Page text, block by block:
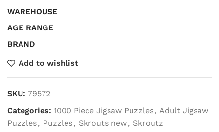
WAREHOUSE
AGE RANGE
BRAND
Add to wishlist
SKU: 79572
Categories: 1000 Piece Jigsaw Puzzles, Adult Jigsaw
Puzzles, Puzzles, Skrouts new, Skroutz